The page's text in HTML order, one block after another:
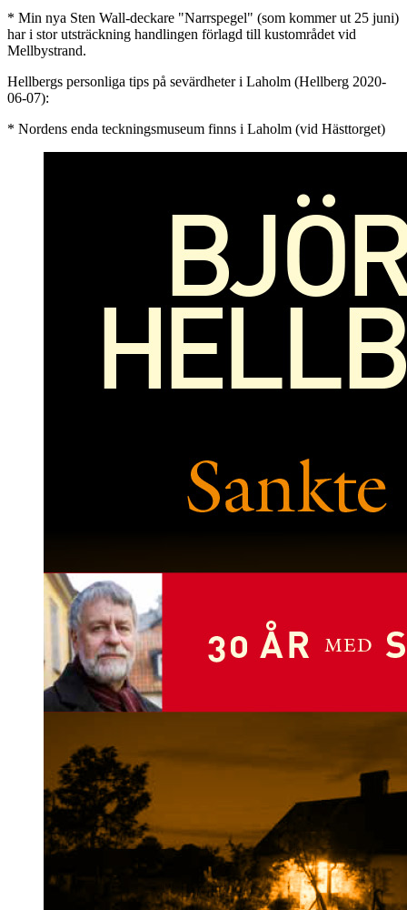
* Min nya Sten Wall-deckare "Narrspegel" (som kommer ut 25 juni)
har i stor utsträckning handlingen förlagd till kustområdet vid
Mellbystrand.
Hellbergs personliga tips på sevärdheter i Laholm (Hellberg 2020-
06-07):
* Nordens enda teckningsmuseum finns i Laholm (vid Hästtorget)